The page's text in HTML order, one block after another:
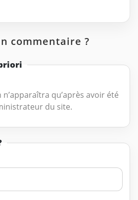
commentaire ?
qu’après avoir été
du site.